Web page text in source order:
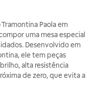
Paola em
uma mesa especial
Desenvolvido em
ele tem peças
alta resistência
de zero, que evita a